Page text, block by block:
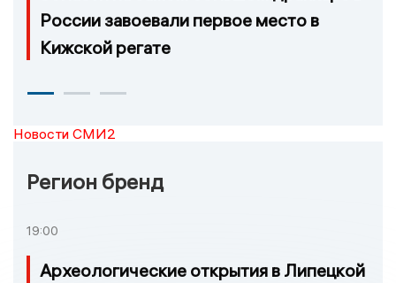
России завоевали первое место в
Кижской регате
Новости СМИ2
Регион бренд
19:00
Археологические открытия в Липецкой